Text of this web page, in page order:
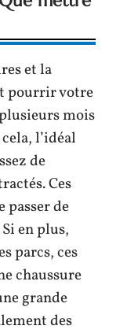
et la
pourrir votre
mois
l’idéal
de
Ces
passer de
en plus,
parcs, ces
chaussure
grande
des